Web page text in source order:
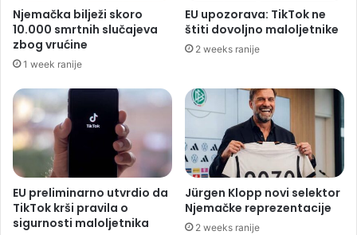
Njemačka bilježi skoro
10.000 smrtnih slučajeva
zbog vrućine
1 week ranije
EU upozorava: TikTok ne
štiti dovoljno maloljetnike
2 weeks ranije
EU preliminarno utvrdio da
TikTok krši pravila o
sigurnosti maloljetnika
Jürgen Klopp novi selektor
Njemačke reprezentacije
2 weeks ranije